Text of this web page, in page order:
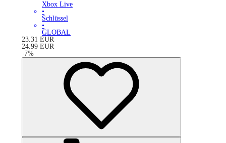
Xbox Live
•
Schlüssel
•
GLOBAL
23.31 EUR
24.99 EUR
-7%